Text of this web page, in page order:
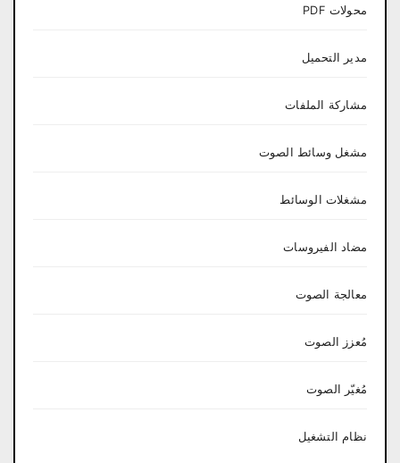
محولات PDF
مدير التحميل
مشاركة الملفات
مشغل وسائط الصوت
مشغلات الوسائط
مضاد الفيروسات
معالجة الصوت
مُعزز الصوت
مُغيّر الصوت
نظام التشغيل